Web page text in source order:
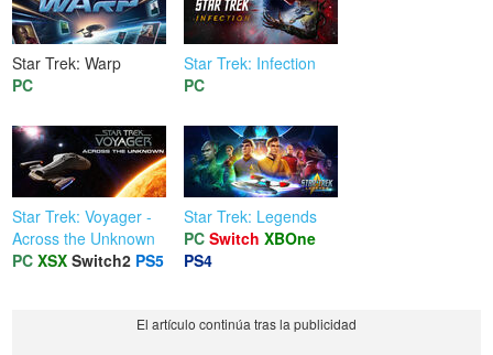
Star Trek: Warp
PC
Star Trek: Infection
PC
Star Trek: Voyager -
Across the Unknown
PC XSX Switch2 PS5
Star Trek: Legends
PC Switch XBOne
PS4